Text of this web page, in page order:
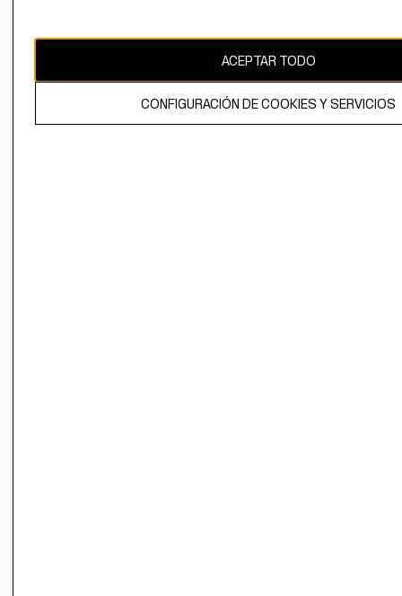
Uruguay ($U)
ACEPTAR TODO
CONFIGURACIÓN DE COOKIES Y SERVICIOS